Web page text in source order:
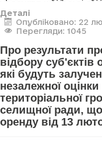
Деталі
Опубліковано: 22
Перегляди: 1045
Про результати
відбору суб'єктів
які будуть
незалежної
територіальної
селищної ради,
оренду від 13